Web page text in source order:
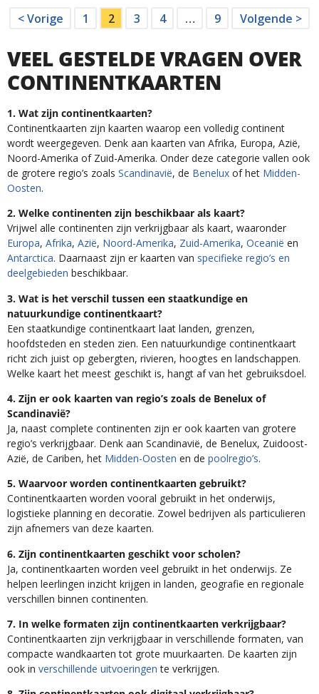
< Vorige 1 2 3 4 … 9 Volgende >
VEEL GESTELDE VRAGEN OVER
CONTINENTKAARTEN
1. Wat zijn continentkaarten?
Continentkaarten zijn kaarten waarop een volledig continent
wordt weergegeven. Denk aan kaarten van Afrika, Europa, Azië,
Noord-Amerika of Zuid-Amerika. Onder deze categorie vallen ook
de grotere regio’s zoals Scandinavië, de Benelux of het Midden-
Oosten.
2. Welke continenten zijn beschikbaar als kaart?
Vrijwel alle continenten zijn verkrijgbaar als kaart, waaronder
Europa, Afrika, Azië, Noord-Amerika, Zuid-Amerika, Oceanië en
Antarctica. Daarnaast zijn er kaarten van specifieke regio’s en
deelgebieden beschikbaar.
3. Wat is het verschil tussen een staatkundige en
natuurkundige continentkaart?
Een staatkundige continentkaart laat landen, grenzen,
hoofdsteden en steden zien. Een natuurkundige continentkaart
richt zich juist op gebergten, rivieren, hoogtes en landschappen.
Welke kaart het meest geschikt is, hangt af van het gebruiksdoel.
4. Zijn er ook kaarten van regio’s zoals de Benelux of
Scandinavië?
Ja, naast complete continenten zijn er ook kaarten van grotere
regio’s verkrijgbaar. Denk aan Scandinavië, de Benelux, Zuidoost-
Azië, de Cariben, het Midden-Oosten en de poolregio’s.
5. Waarvoor worden continentkaarten gebruikt?
Continentkaarten worden vooral gebruikt in het onderwijs,
logistieke planning en decoratie. Zowel bedrijven als particulieren
zijn afnemers van deze kaarten.
6. Zijn continentkaarten geschikt voor scholen?
Ja, continentkaarten worden veel gebruikt in het onderwijs. Ze
helpen leerlingen inzicht krijgen in landen, geografie en regionale
verschillen binnen continenten.
7. In welke formaten zijn continentkaarten verkrijgbaar?
Continentkaarten zijn verkrijgbaar in verschillende formaten, van
compacte wandkaarten tot grote muurkaarten. De kaarten zijn
ook in verschillende uitvoeringen te verkrijgen.